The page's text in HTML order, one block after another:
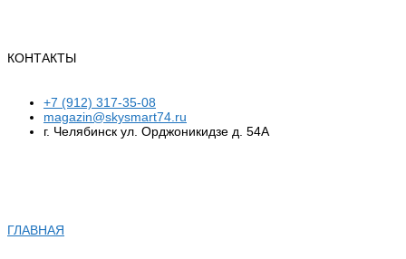
КОНТАКТЫ
+7 (912) 317-35-08
magazin@skysmart74.ru
г. Челябинск ул. Орджоникидзе д. 54А
ГЛАВНАЯ